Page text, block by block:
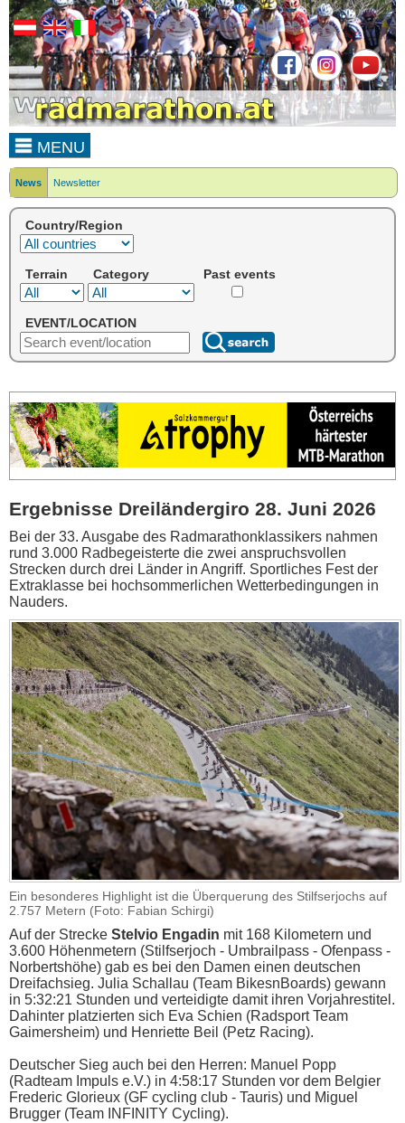
MENU
News Newsletter
Country/Region
Terrain Category Past events
EVENT/LOCATION
Ergebnisse Dreiländergiro 28. Juni 2026
Bei der 33. Ausgabe des Radmarathonklassikers nahmen
rund 3.000 Radbegeisterte die zwei anspruchsvollen
Strecken durch drei Länder in Angriff. Sportliches Fest der
Extraklasse bei hochsommerlichen Wetterbedingungen in
Nauders.
Ein besonderes Highlight ist die Überquerung des Stilfserjochs auf
2.757 Metern (Foto: Fabian Schirgi)
Auf der Strecke Stelvio Engadin mit 168 Kilometern und
3.600 Höhenmetern (Stilfserjoch - Umbrailpass - Ofenpass -
Norbertshöhe) gab es bei den Damen einen deutschen
Dreifachsieg. Julia Schallau (Team BikesnBoards) gewann
in 5:32:21 Stunden und verteidigte damit ihren Vorjahrestitel.
Dahinter platzierten sich Eva Schien (Radsport Team
Gaimersheim) und Henriette Beil (Petz Racing).
Deutscher Sieg auch bei den Herren: Manuel Popp
(Radteam Impuls e.V.) in 4:58:17 Stunden vor dem Belgier
Frederic Glorieux (GF cycling club - Tauris) und Miguel
Brugger (Team INFINITY Cycling).